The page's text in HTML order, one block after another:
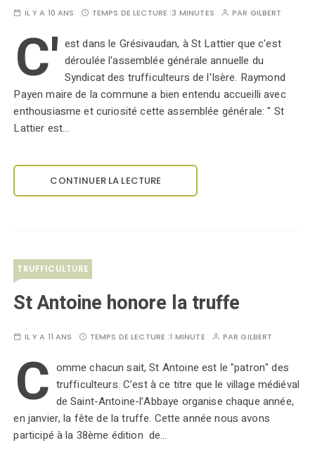
IL Y A 10 ANS TEMPS DE LECTURE :3 MINUTES PAR GILBERT
C' est dans le Grésivaudan, à St Lattier que c'est
déroulée l'assemblée générale annuelle du
Syndicat des trufficulteurs de l'Isère. Raymond
Payen maire de la commune a bien entendu accueilli avec
enthousiasme et curiosité cette assemblée générale: " St
Lattier est…
CONTINUER LA LECTURE
TRUFFICULTURE
St Antoine honore la truffe
IL Y A 11 ANS TEMPS DE LECTURE :1 MINUTE PARGILBERT
C omme chacun sait, St Antoine est le "patron" des
trufficulteurs. C’est à ce titre que le village médiéval
de Saint-Antoine-l’Abbaye organise chaque année,
en janvier, la fête de la truffe. Cette année nous avons
participé à la 38ème édition de…